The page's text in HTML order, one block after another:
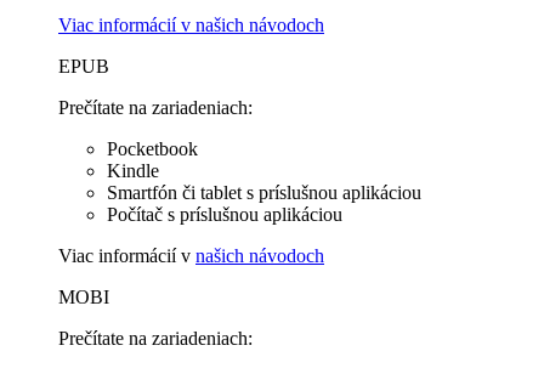
Viac informácií v našich návodoch
EPUB
Prečítate na zariadeniach:
Pocketbook
Kindle
Smartfón či tablet s príslušnou aplikáciou
Počítač s príslušnou aplikáciou
Viac informácií v našich návodoch
MOBI
Prečítate na zariadeniach: